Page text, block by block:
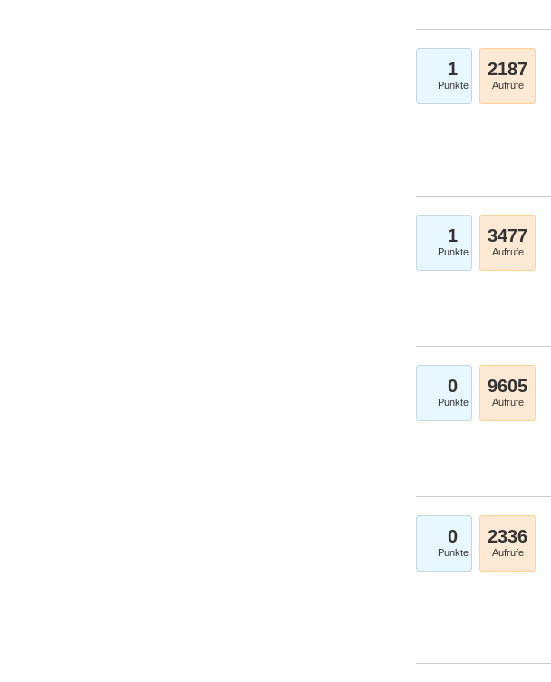
1
Punkte
2187
Aufrufe
1
Punkte
3477
Aufrufe
0
Punkte
9605
Aufrufe
0
Punkte
2336
Aufrufe